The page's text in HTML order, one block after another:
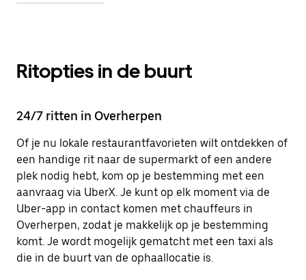
Ritopties in de buurt
24/7 ritten in Overherpen
Of je nu lokale restaurantfavorieten wilt ontdekken of
een handige rit naar de supermarkt of een andere
plek nodig hebt, kom op je bestemming met een
aanvraag via UberX. Je kunt op elk moment via de
Uber-app in contact komen met chauffeurs in
Overherpen, zodat je makkelijk op je bestemming
komt. Je wordt mogelijk gematcht met een taxi als
die in de buurt van de ophaallocatie is.